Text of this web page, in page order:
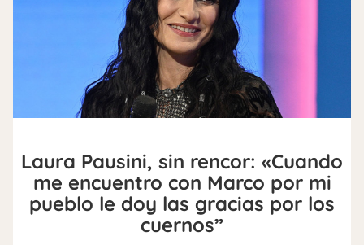
Laura Pausini, sin rencor: «Cuando
me encuentro con Marco por mi
pueblo le doy las gracias por los
cuernos”